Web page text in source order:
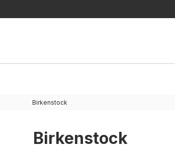
Birkenstock
Birkenstock